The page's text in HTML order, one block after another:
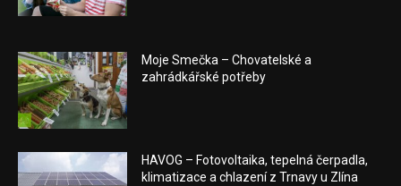
Moje Smečka – Chovatelské a
zahrádkářské potřeby
HAVOG – Fotovoltaika, tepelná čerpadla,
klimatizace a chlazení z Trnavy u Zlína